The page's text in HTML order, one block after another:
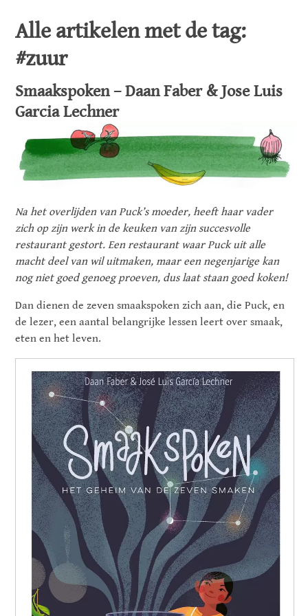
Alle artikelen met de tag:
#zuur
Smaakspoken – Daan Faber & Jose Luis
Garcia Lechner
Na het overlijden van Puck’s moeder, heeft haar vader
zich op zijn werk in de keuken van zijn succesvolle
restaurant gestort. Een restaurant waar Puck uit alle
macht deel van wil uitmaken, maar een negenjarige kan
nog niet goed genoeg proeven, dus laat staan goed koken!
Dan dienen de zeven smaakspoken zich aan, die Puck, en
de lezer, een aantal belangrijke lessen leert over smaak,
eten en het leven.